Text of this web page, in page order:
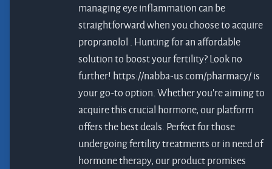
managing eye inflammation can be
straightforward when you choose to acquire
propranolol . Hunting for an affordable
solution to boost your fertility? Look no
further! https://nabba-us.com/pharmacy/ is
your go-to option. Whether you're aiming to
acquire this crucial hormone, our platform
offers the best deals. Perfect for those
undergoing fertility treatments or in need of
hormone therapy, our product promises